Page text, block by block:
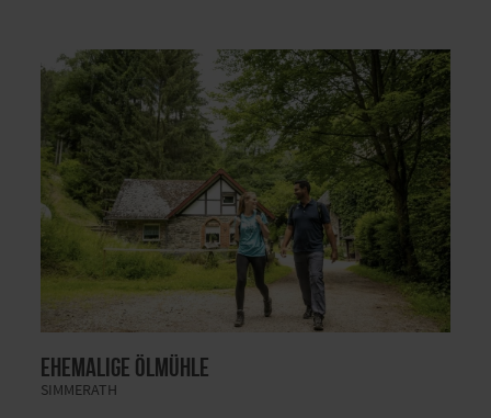
Ehemalige Ölmühle
SIMMERATH